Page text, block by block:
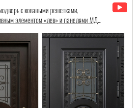
дверь с терморазрывом, отделкой МДФ и